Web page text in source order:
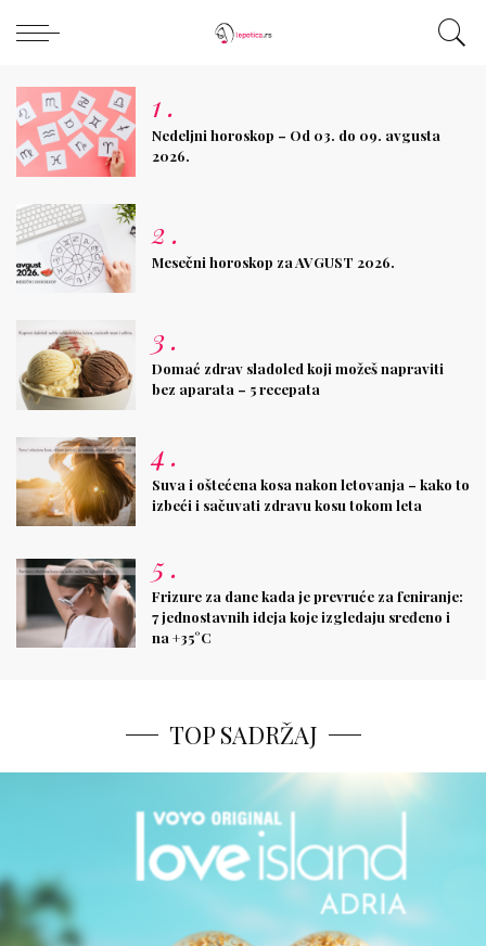
1 .
Nedeljni horoskop – Od 03. do 09. avgusta
2026.
2 .
Mesečni horoskop za AVGUST 2026.
3.
Domać zdrav sladoled koji možeš napraviti
bez aparata – 5 recepata
4 .
Suva i oštećena kosa nakon letovanja – kako to
izbeći i sačuvati zdravu kosu tokom leta
5 .
Frizure za dane kada je prevruće za feniranje:
7 jednostavnih ideja koje izgledaju sređeno i
na +35°C
TOP SADRŽAJ